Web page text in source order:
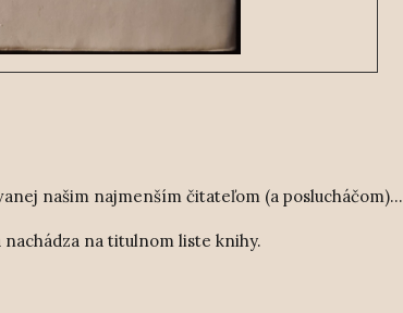
našim najmenším čitateľom (a poslucháčom)...
nachádza na titulnom liste knihy.